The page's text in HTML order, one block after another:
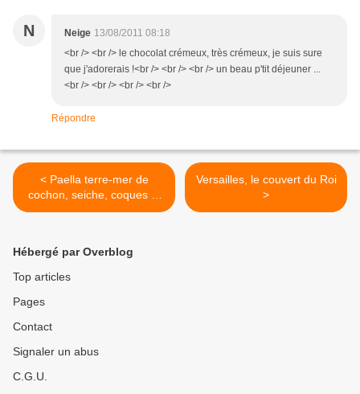
N Neige 13/08/2011 08:18
<br /> <br /> le chocolat crémeux, très crémeux, je suis sure
que j'adorerais !<br /> <br /> <br /> un beau p'tit déjeuner ...
<br /> <br /> <br /> <br />
Répondre
< Paella terre-mer de
cochon, seiche, coques et
palourdes
Versailles, le couvert du Roi
>
Hébergé par Overblog
Top articles
Pages
Contact
Signaler un abus
C.G.U.